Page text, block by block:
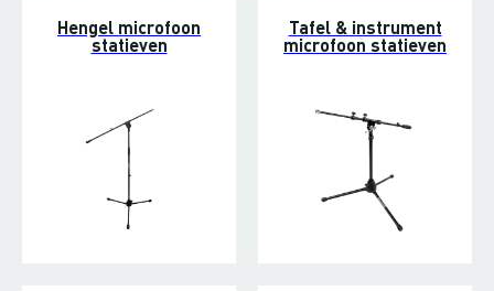
Hengel microfoon
statieven
Tafel & instrument
microfoon statieven